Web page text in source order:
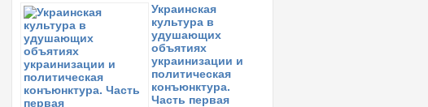
Украинская
культура в
удушающих
объятиях
украинизации и
политическая
конъюнктура.
Часть первая